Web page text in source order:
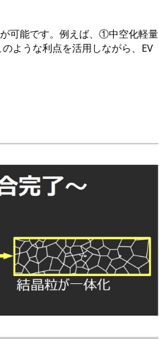
可能です。例えば、①中空化軽量
ような利点を活用しながら、EV